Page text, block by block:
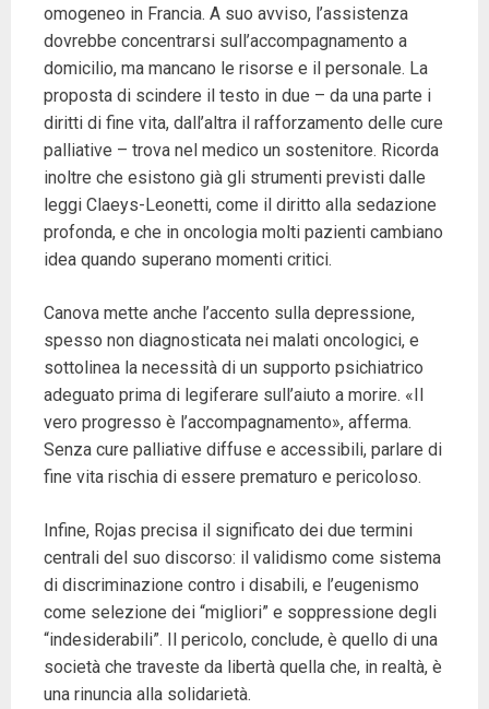
omogeneo in Francia. A suo avviso, l’assistenza
dovrebbe concentrarsi sull’accompagnamento a
domicilio, ma mancano le risorse e il personale. La
proposta di scindere il testo in due – da una parte i
diritti di fine vita, dall’altra il rafforzamento delle cure
palliative – trova nel medico un sostenitore. Ricorda
inoltre che esistono già gli strumenti previsti dalle
leggi Claeys-Leonetti, come il diritto alla sedazione
profonda, e che in oncologia molti pazienti cambiano
idea quando superano momenti critici.
Canova mette anche l’accento sulla depressione,
spesso non diagnosticata nei malati oncologici, e
sottolinea la necessità di un supporto psichiatrico
adeguato prima di legiferare sull’aiuto a morire. «Il
vero progresso è l’accompagnamento», afferma.
Senza cure palliative diffuse e accessibili, parlare di
fine vita rischia di essere prematuro e pericoloso.
Infine, Rojas precisa il significato dei due termini
centrali del suo discorso: il validismo come sistema
di discriminazione contro i disabili, e l’eugenismo
come selezione dei “migliori” e soppressione degli
“indesiderabili”. Il pericolo, conclude, è quello di una
società che traveste da libertà quella che, in realtà, è
una rinuncia alla solidarietà.